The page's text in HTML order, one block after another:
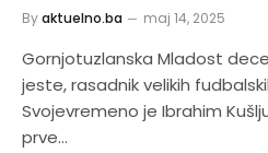
Byaktuelno.ba maj 14, 2025
Gornjotuzlanska Mladost
jeste, rasadnik velikih
Svojevremeno je Ibrahim
prve…